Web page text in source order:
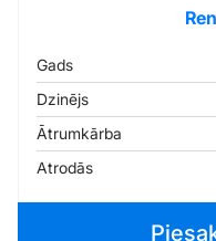
Gads
Dzinējs
Ātrumkārba
Atrodās